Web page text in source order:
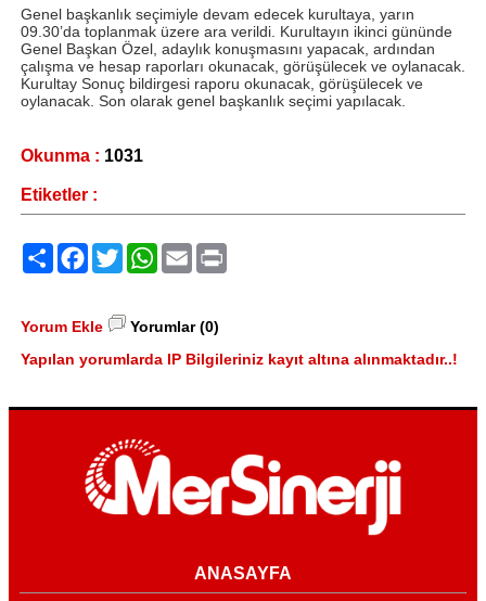
Genel başkanlık seçimiyle devam edecek kurultaya, yarın
09.30’da toplanmak üzere ara verildi. Kurultayın ikinci gününde
Genel Başkan Özel, adaylık konuşmasını yapacak, ardından
çalışma ve hesap raporları okunacak, görüşülecek ve oylanacak.
Kurultay Sonuç bildirgesi raporu okunacak, görüşülecek ve
oylanacak. Son olarak genel başkanlık seçimi yapılacak.
Okunma : 1031
Etiketler :
PaylaşFacebook
TwitterWhatsApp
Email
Yorum Ekle
Yorumlar (0)
Yapılan yorumlarda IP Bilgileriniz kayıt altına alınmaktadır..!
ANASAYFA